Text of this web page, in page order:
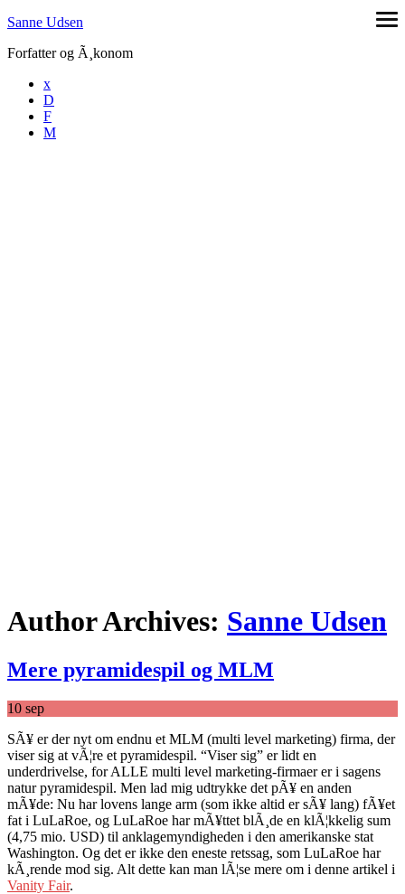
Skip
content
Sanne Udsen
Forfatter og Ã¸konom
Author Archives: Sanne Udsen
Mere pyramidespil og MLM
10 sep
SÃ¥ er der nyt om endnu et MLM (multi level marketing) firma, der
viser sig at vÃ¦re et pyramidespil. “Viser sig” er lidt en
underdrivelse, for ALLE multi level marketing-firmaer er i sagens
natur pyramidespil. Men lad mig udtrykke det pÃ¥ en anden
mÃ¥de: Nu har lovens lange arm (som ikke altid er sÃ¥ lang) fÃ¥et
fat i LuLaRoe, og LuLaRoe har mÃ¥ttet blÃ¸de en klÃ¦kkelig sum
(4,75 mio. USD) til anklagemyndigheden i den amerikanske stat
Washington. Og det er ikke den eneste retssag, som LuLaRoe har
kÃ¸rende mod sig. Alt dette kan man lÃ¦se mere om i denne artikel i
Vanity Fair.